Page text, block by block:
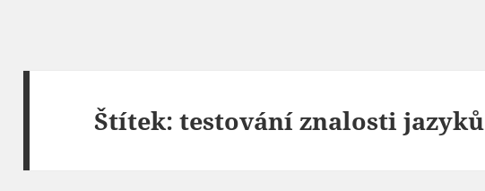
Štítek:testování znalosti jazyků